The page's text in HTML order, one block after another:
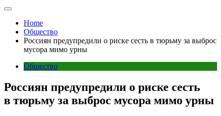
Home
Общество
Россиян предупредили о риске сесть в тюрьму за выброс
мусора мимо урны
Общество
Россиян предупредили о риске сесть
в тюрьму за выброс мусора мимо урны